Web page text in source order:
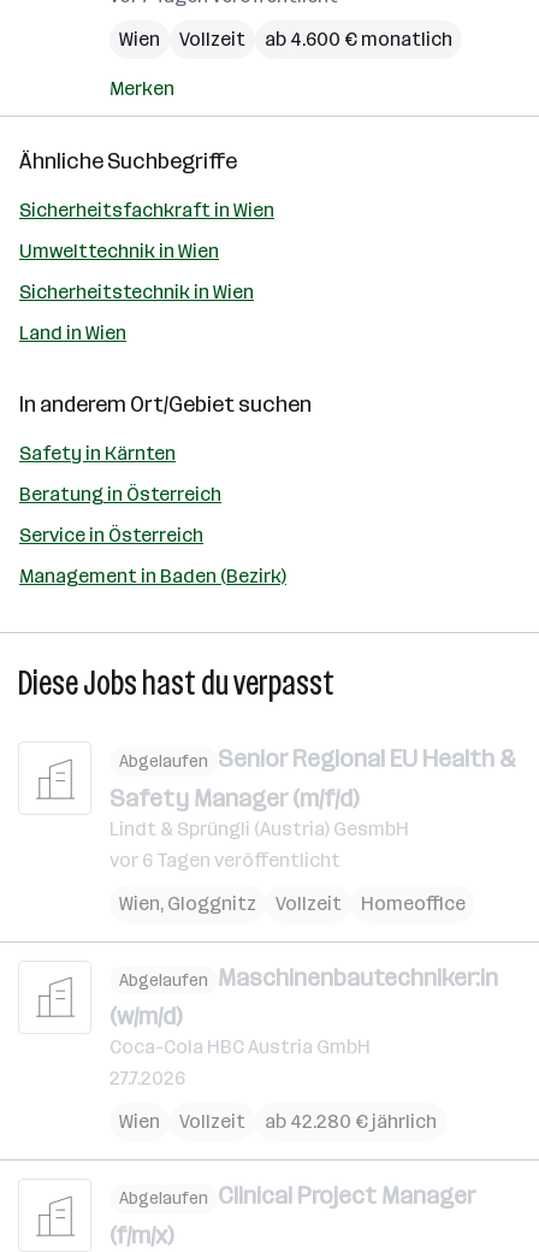
Wien
Vollzeit ab 4.600 € monatlich
Merken
Ähnliche Suchbegriffe
Sicherheitsfachkraft in Wien
Umwelttechnik in Wien
Sicherheitstechnik in Wien
Land in Wien
In anderem Ort/Gebiet suchen
Safety in Kärnten
Beratung in Österreich
Service in Österreich
Management in Baden (Bezirk)
Diese Jobs hast du verpasst
Abgelaufen Senior Regional EU Health &
Safety Manager (m/f/d)
Lindt & Sprüngli (Austria) GesmbH
vor 6 Tagen veröffentlicht
Wien, Gloggnitz Vollzeit Homeoffice
Abgelaufen Maschinenbautechniker:in
(w/m/d)
Coca-Cola HBC Austria GmbH
27.7.2026
Wien
Vollzeit ab 42.280 € jährlich
Abgelaufen Clinical Project Manager
(f/m/x)